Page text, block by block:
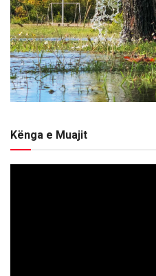
Kënga e Muajit